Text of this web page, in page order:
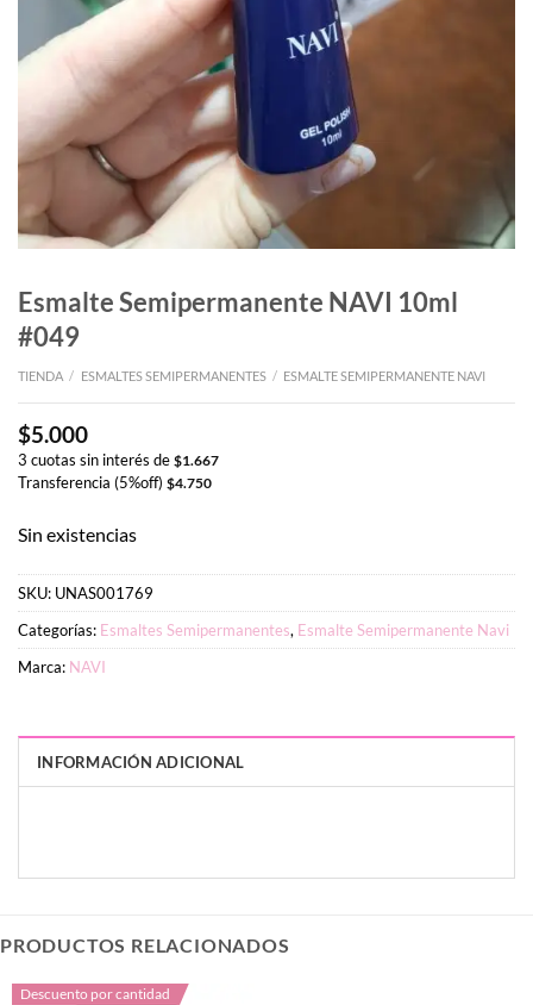
Esmalte Semipermanente NAVI 10ml
#049
TIENDA / ESMALTES SEMIPERMANENTES / ESMALTE SEMIPERMANENTE NAVI
$5.000
3 cuotas sin interés de $1.667
Transferencia (5%off) $4.750
Sin existencias
SKU: UNAS001769
Categorías: Esmaltes Semipermanentes, Esmalte Semipermanente Navi
Marca: NAVI
INFORMACIÓN ADICIONAL
PRODUCTOS RELACIONADOS
Descuento por cantidad